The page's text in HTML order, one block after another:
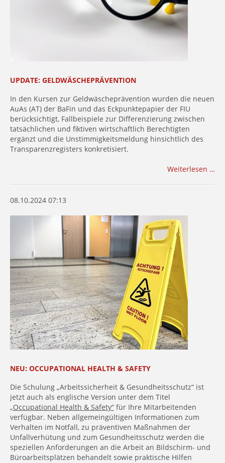
UPDATE: GELDWÄSCHEPRÄVENTION
In den Kursen zur Geldwäscheprävention wurden die neuen
AuAs (AT) der BaFin und das Eckpunktepapier der FIU
berücksichtigt, Fallbeispiele zur Differenzierung zwischen
tatsächlichen und fiktiven wirtschaftlich Berechtigten
ergänzt und die Unstimmigkeitsmeldung hinsichtlich des
Transparenzregisters konkretisiert.
Weiterlesen …
08.10.2024 07:13
NEU: OCCUPATIONAL HEALTH & SAFETY
Die Schulung „Arbeitssicherheit & Gesundheitsschutz“ ist
jetzt auch als englische Version unter dem Titel
„Occupational Health & Safety“ für Ihre Mitarbeitenden
verfügbar. Neben allgemeingültigen Informationen zum
Verhalten im Notfall, zu präventiven Maßnahmen der
Unfallverhütung und zum Gesundheitsschutz werden die
speziellen Anforderungen an die Arbeit an Bildschirm- und
Büroarbeitsplätzen behandelt sowie praktische Hilfen